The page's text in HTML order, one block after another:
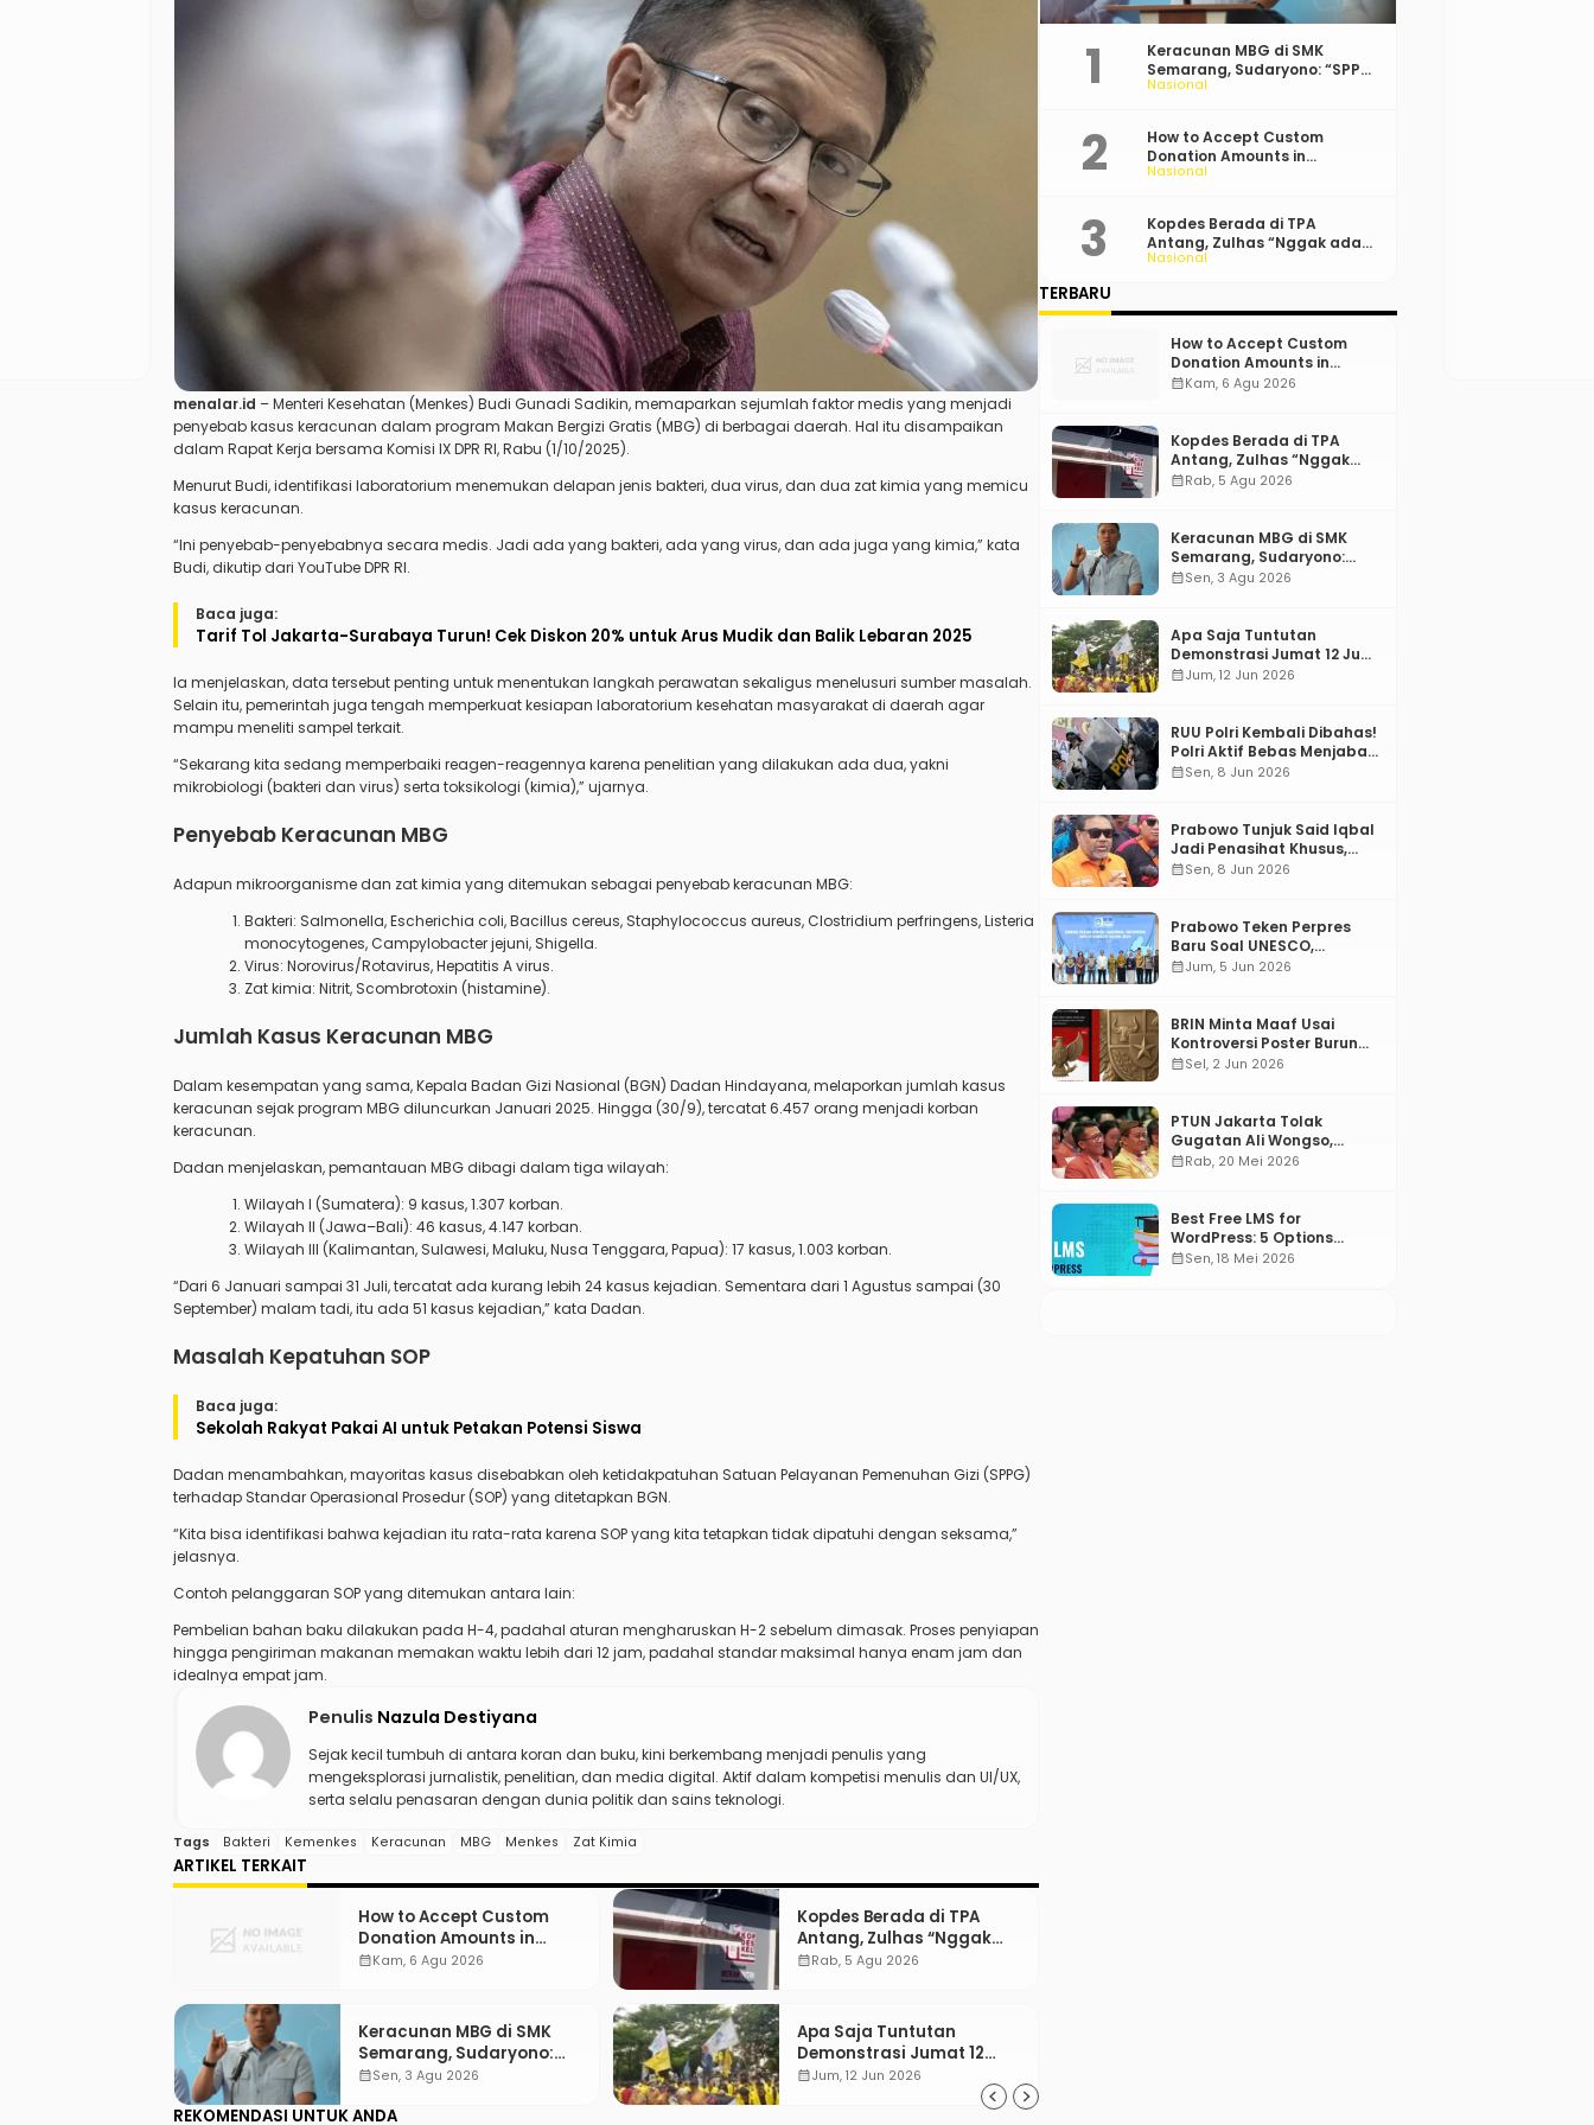
menalar.id – Menteri Kesehatan (Menkes) Budi Gunadi Sadikin, memaparkan sejumlah faktor medis yang menjadi
penyebab kasus keracunan dalam program Makan Bergizi Gratis (MBG) di berbagai daerah. Hal itu disampaikan
dalam Rapat Kerja bersama Komisi IX DPR RI, Rabu (1/10/2025).
Menurut Budi, identifikasi laboratorium menemukan delapan jenis bakteri, dua virus, dan dua zat kimia yang memicu
kasus keracunan.
“Ini penyebab-penyebabnya secara medis. Jadi ada yang bakteri, ada yang virus, dan ada juga yang kimia,” kata
Budi, dikutip dari YouTube DPR RI.
Baca juga:
Tarif Tol Jakarta-Surabaya Turun! Cek Diskon 20% untuk Arus Mudik dan Balik Lebaran 2025
Ia menjelaskan, data tersebut penting untuk menentukan langkah perawatan sekaligus menelusuri sumber masalah.
Selain itu, pemerintah juga tengah memperkuat kesiapan laboratorium kesehatan masyarakat di daerah agar
mampu meneliti sampel terkait.
“Sekarang kita sedang memperbaiki reagen-reagennya karena penelitian yang dilakukan ada dua, yakni
mikrobiologi (bakteri dan virus) serta toksikologi (kimia),” ujarnya.
Penyebab Keracunan MBG
Adapun mikroorganisme dan zat kimia yang ditemukan sebagai penyebab keracunan MBG:
Bakteri: Salmonella, Escherichia coli, Bacillus cereus, Staphylococcus aureus, Clostridium perfringens, Listeria
monocytogenes, Campylobacter jejuni, Shigella.
Virus: Norovirus/Rotavirus, Hepatitis A virus.
Zat kimia: Nitrit, Scombrotoxin (histamine).
Jumlah Kasus Keracunan MBG
Dalam kesempatan yang sama, Kepala Badan Gizi Nasional (BGN) Dadan Hindayana, melaporkan jumlah kasus
keracunan sejak program MBG diluncurkan Januari 2025. Hingga (30/9), tercatat 6.457 orang menjadi korban
keracunan.
Dadan menjelaskan, pemantauan MBG dibagi dalam tiga wilayah:
Wilayah I (Sumatera): 9 kasus, 1.307 korban.
Wilayah II (Jawa–Bali): 46 kasus, 4.147 korban.
Wilayah III (Kalimantan, Sulawesi, Maluku, Nusa Tenggara, Papua): 17 kasus, 1.003 korban.
“Dari 6 Januari sampai 31 Juli, tercatat ada kurang lebih 24 kasus kejadian. Sementara dari 1 Agustus sampai (30
September) malam tadi, itu ada 51 kasus kejadian,” kata Dadan.
Masalah Kepatuhan SOP
Baca juga:
Sekolah Rakyat Pakai AI untuk Petakan Potensi Siswa
Dadan menambahkan, mayoritas kasus disebabkan oleh ketidakpatuhan Satuan Pelayanan Pemenuhan Gizi (SPPG)
terhadap Standar Operasional Prosedur (SOP) yang ditetapkan BGN.
“Kita bisa identifikasi bahwa kejadian itu rata-rata karena SOP yang kita tetapkan tidak dipatuhi dengan seksama,”
jelasnya.
Contoh pelanggaran SOP yang ditemukan antara lain:
Pembelian bahan baku dilakukan pada H-4, padahal aturan mengharuskan H-2 sebelum dimasak. Proses penyiapan
hingga pengiriman makanan memakan waktu lebih dari 12 jam, padahal standar maksimal hanya enam jam dan
idealnya empat jam.
Penulis Nazula Destiyana
Sejak kecil tumbuh di antara koran dan buku, kini berkembang menjadi penulis yang
mengeksplorasi jurnalistik, penelitian, dan media digital. Aktif dalam kompetisi menulis dan UI/UX,
serta selalu penasaran dengan dunia politik dan sains teknologi.
Tags Bakteri Kemenkes Keracunan MBG Menkes Zat Kimia
ARTIKEL TERKAIT
How to Accept Custom
Donation Amounts in
WordPress with Stripe
calendar_monthKam, 6 Agu 2026
Kopdes Berada di TPA
Antang, Zulhas “Nggak
ada Lahan!”
calendar_monthRab, 5 Agu 2026
Keracunan MBG di SMK
Semarang, Sudaryono:
“SPPG Harus Bertanggung
calendar_monthSen, 3 Agu 2026
Apa Saja Tuntutan
Demonstrasi Jumat 12
Juni 2026?
calendar_monthJum, 12 Jun 2026
REKOMENDASI UNTUK ANDA
Nasional
Keracunan MBG di SMK
Semarang, Sudaryono: “SPPG
Harus Bertanggung Jawab!”
Nasional
How to Accept Custom
Donation Amounts in
WordPress with Stripe
Nasional
Kopdes Berada di TPA
Antang, Zulhas “Nggak ada
Lahan!”
TERBARU
How to Accept Custom
Donation Amounts in
WordPress with Stripe
calendar_monthKam, 6 Agu 2026
Kopdes Berada di TPA
Antang, Zulhas “Nggak
ada Lahan!”
calendar_monthRab, 5 Agu 2026
Keracunan MBG di SMK
Semarang, Sudaryono:
“SPPG Harus Bertanggung
calendar_monthSen, 3 Agu 2026
Apa Saja Tuntutan
Demonstrasi Jumat 12 Juni
2026?
calendar_monthJum, 12 Jun 2026
RUU Polri Kembali Dibahas!
Polri Aktif Bebas Menjabat
Di Manapun
calendar_monthSen, 8 Jun 2026
Prabowo Tunjuk Said Iqbal
Jadi Penasihat Khusus,
Mengapa?
calendar_monthSen, 8 Jun 2026
Prabowo Teken Perpres
Baru Soal UNESCO,
Tentang Apa?
calendar_monthJum, 5 Jun 2026
BRIN Minta Maaf Usai
Kontroversi Poster Burung
Garuda
calendar_monthSel, 2 Jun 2026
PTUN Jakarta Tolak
Gugatan Ali Wongso,
Misbakhun: Ini hadiah
calendar_monthRab, 20 Mei 2026
Best Free LMS for
WordPress: 5 Options
Compared for 2026
calendar_monthSen, 18 Mei 2026